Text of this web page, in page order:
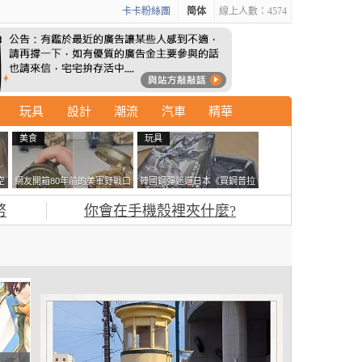
線上人數：4574
简体
卡卡粉絲團
玩具 設計 潮流 汽車 精華
美食
網友開箱80年前的美軍野戰口
糧 罐頭本身保存良好，但裡
玩具
韓國鋼彈迷遊日本《買鋼普拉
塞不進行李箱》網友們集思廣
益提供解方了……
你會在手機殼裡夾什麼?